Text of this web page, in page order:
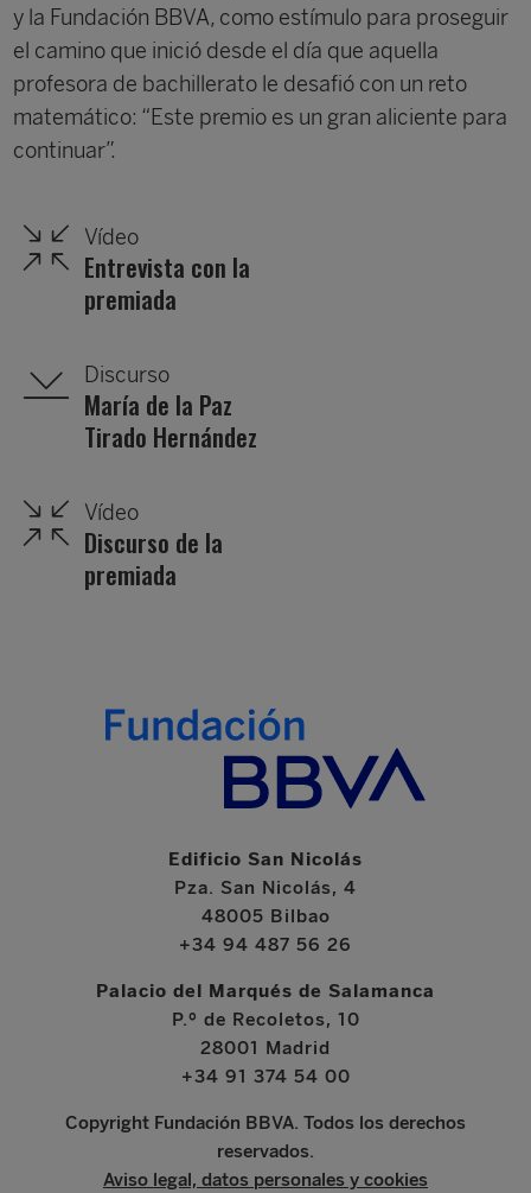
y la Fundación BBVA, como estímulo para proseguir
el camino que inició desde el día que aquella
profesora de bachillerato le desafió con un reto
matemático: “Este premio es un gran aliciente para
continuar”.
Vídeo
Entrevista con la
premiada
Discurso
María de la Paz
Tirado Hernández
Vídeo
Discurso de la
premiada
Edificio San Nicolás
Pza. San Nicolás, 4
48005 Bilbao
+34 94 487 56 26
Palacio del Marqués de Salamanca
P.º de Recoletos, 10
28001 Madrid
+34 91 374 54 00
Copyright Fundación BBVA. Todos los derechos
reservados.
Aviso legal, datos personales y cookies